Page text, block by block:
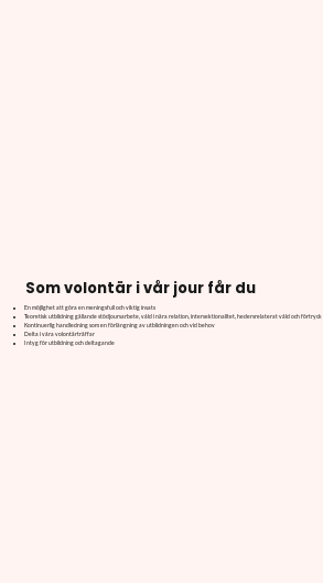
Som volontär i vår jour får du
En möjlighet att göra en meningsfull och viktig insats
Teoretisk utbildning gällande stödjoursarbete, våld i nära relation, intersektionalitet, hedersrelaterat våld och förtryck
Kontinuerlig handledning som en förlängning av utbildningen och vid behov
Delta i våra volontärträffar
Intyg för utbildning och deltagande